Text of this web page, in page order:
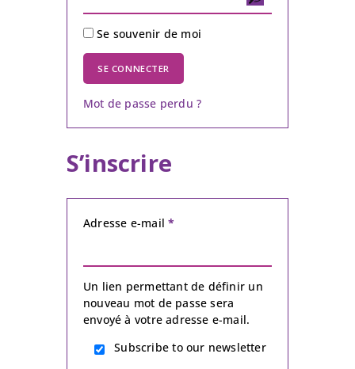
Se souvenir de moi
SE CONNECTER
Mot de passe perdu ?
S’inscrire
Adresse e-mail*
Un lien permettant de définir un
nouveau mot de passe sera
envoyé à votre adresse e-mail.
Subscribe to our newsletter